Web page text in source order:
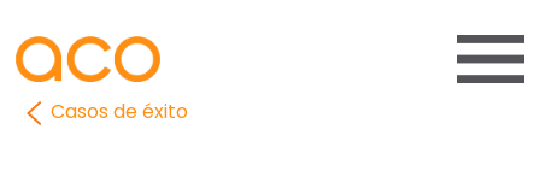
Casos de éxito